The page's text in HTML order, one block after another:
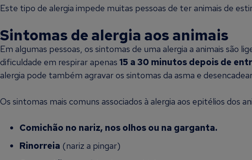
Este tipo de alergia impede muitas pessoas de ter animais de
Sintomas de alergia aos animais
Em algumas pessoas, os sintomas de uma alergia a animais são
dificuldade em respirar apenas 15 a 30 minutos depois de
alergia pode também agravar os sintomas da asma e
Os sintomas mais comuns associados à alergia aos epitélios dos
Comichão no nariz, nos olhos ou na garganta.
Rinorreia (nariz a pingar)